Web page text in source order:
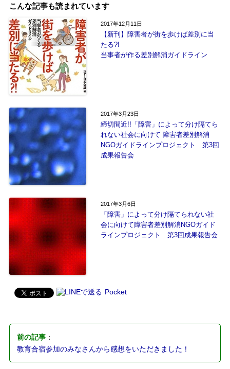
こんな記事も読まれています
2017年12月11日
【新刊】障害者が街を歩けば差別に当
たる?!
当事者が作る差別解消ガイドライン
2017年3月23日
締切間近!!「障害」によって分け隔てら
れない社会に向けて 障害者差別解消
NGOガイドラインプロジェクト 第3回
成果報告会
2017年3月6日
「障害」によって分け隔てられない社
会に向けて障害者差別解消NGOガイド
ラインプロジェクト 第3回成果報告会
Pocket
前の記事：
教育合宿参加のみなさんから感想をいただきました！